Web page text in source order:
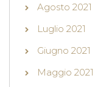
Agosto 2021
Luglio 2021
Giugno 2021
Maggio 2021